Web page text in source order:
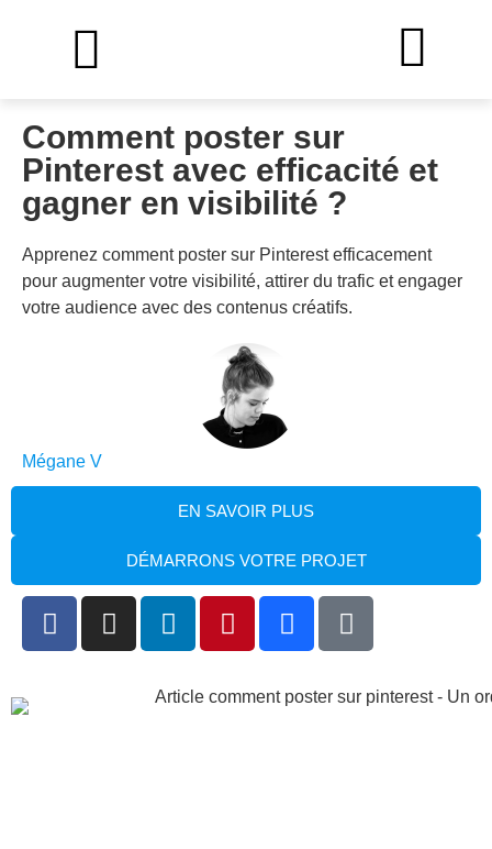
Comment poster sur
Pinterest avec efficacité et
gagner en visibilité ?
Apprenez comment poster sur Pinterest efficacement
pour augmenter votre visibilité, attirer du trafic et engager
votre audience avec des contenus créatifs.
Mégane V
EN SAVOIR PLUS
DÉMARRONS VOTRE PROJET